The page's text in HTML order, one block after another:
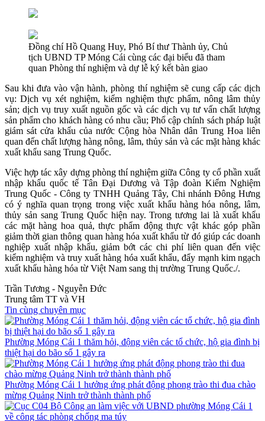
Đồng chí Hồ Quang Huy, Phó Bí thư Thành ủy, Chủ
tịch UBND TP Móng Cái cùng các đại biểu đã tham
quan Phòng thí nghiệm và dự lễ ký kết bàn giao
Sau khi đưa vào vận hành, phòng thí nghiệm sẽ cung cấp các dịch
vụ: Dịch vụ xét nghiệm, kiểm nghiệm thực phẩm, nông lâm thủy
sản; dịch vụ truy xuất nguồn gốc và các dịch vụ tư vấn chất lượng
sản phẩm cho khách hàng có nhu cầu; Phổ cập chính sách pháp luật
giám sát cửa khẩu của nước Cộng hòa Nhân dân Trung Hoa liên
quan đến chất lượng hàng nông, lâm, thủy sản và các mặt hàng khác
xuất khẩu sang Trung Quốc.
Việc hợp tác xây dựng phòng thí nghiệm giữa Công ty cổ phần xuất
nhập khẩu quốc tế Tân Đại Dương và Tập đoàn Kiểm Nghiệm
Trung Quốc - Công ty TNHH Quảng Tây, Chi nhánh Đông Hưng
có ý nghĩa quan trọng trong việc xuất khẩu hàng hóa nông, lâm,
thủy sản sang Trung Quốc hiện nay. Trong tương lai là xuất khẩu
các mặt hàng hoa quả, thực phẩm động thực vật khác góp phần
giảm thời gian thông quan hàng hóa xuất khẩu từ đó giúp các doanh
nghiệp xuất nhập khẩu, giảm bớt các chi phí liên quan đến việc
kiểm nghiệm và truy xuất hàng hóa xuất khẩu, đẩy mạnh kim ngạch
xuất khẩu hàng hóa từ Việt Nam sang thị trường Trung Quốc./.
Trần Tương - Nguyễn Đức
Trung tâm TT và VH
Tin cùng chuyên mục
Phường Móng Cái 1 thăm hỏi, động viên các tổ chức, hộ gia đình bị
thiệt hại do bão số 1 gây ra
Phường Móng Cái 1 hưởng ứng phát động phong trào thi đua chào
mừng Quảng Ninh trở thành thành phố